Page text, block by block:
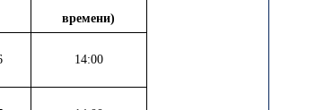
времени)
14:00